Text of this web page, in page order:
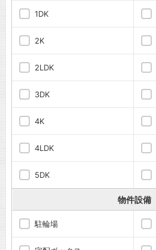
1DK
2K
2LDK
3DK
4K
4LDK
5DK
物件設備
駐輪場